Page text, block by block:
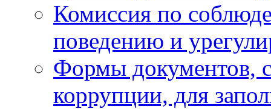
Комиссия по
поведению и
Формы документов,
коррупции, для